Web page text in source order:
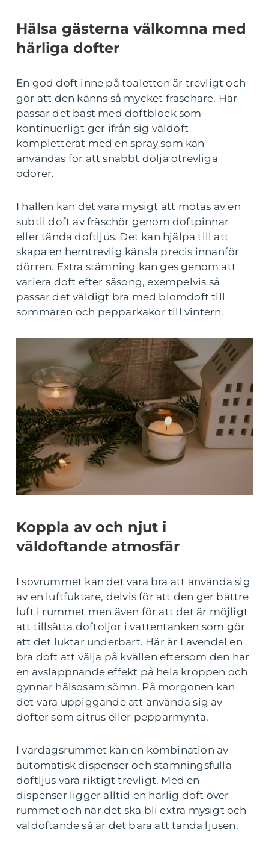
Hälsa gästerna välkomna med
härliga dofter
En god doft inne på toaletten är trevligt och
gör att den känns så mycket fräschare. Här
passar det bäst med doftblock som
kontinuerligt ger ifrån sig väldoft
kompletterat med en spray som kan
användas för att snabbt dölja otrevliga
odörer.
I hallen kan det vara mysigt att mötas av en
subtil doft av fräschör genom doftpinnar
eller tända doftljus. Det kan hjälpa till att
skapa en hemtrevlig känsla precis innanför
dörren. Extra stämning kan ges genom att
variera doft efter säsong, exempelvis så
passar det väldigt bra med blomdoft till
sommaren och pepparkakor till vintern.
Koppla av och njut i
väldoftande atmosfär
I sovrummet kan det vara bra att använda sig
av en luftfuktare, delvis för att den ger bättre
luft i rummet men även för att det är möjligt
att tillsätta doftoljor i vattentanken som gör
att det luktar underbart. Här är Lavendel en
bra doft att välja på kvällen eftersom den har
en avslappnande effekt på hela kroppen och
gynnar hälsosam sömn. På morgonen kan
det vara uppiggande att använda sig av
dofter som citrus eller pepparmynta.
I vardagsrummet kan en kombination av
automatisk dispenser och stämningsfulla
doftljus vara riktigt trevligt. Med en
dispenser ligger alltid en härlig doft över
rummet och när det ska bli extra mysigt och
väldoftande så är det bara att tända ljusen.